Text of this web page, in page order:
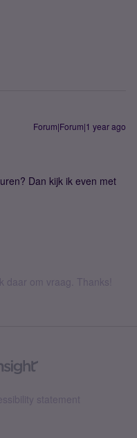
Forum|Forum|1 year ago
Dan kijk ik even met
daar om vraag. Thanks!
statement